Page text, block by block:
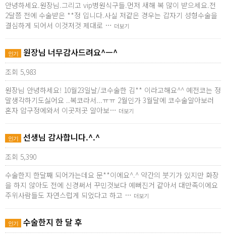
안녕하세요.원장님.그리고 vip병원식구들.먼저 새해 복 많이 받으세요.전
2달쯤 전에 수술받은 **정 입니다.사실 저같은 경우는 갑자기 성형수술을
결심하게 되어서 이것저것 제대로 … 더보기
인기 원장님 너무감사드려요^ㅡ^
조회 5,983
원장님 안녕하세요! 10월23일날/코수술한 김** 이라고해요^^ 예전코는 정
말생각하기도싫어요 ..복코라서...ㅠㅠ 2월인가 3월달에 코수술알아보러
혼자 압구정에와서 이곳저곳 알아보… 더보기
인기 선생님 감사합니다.^.^
조회 5,390
수술한지 한달째 되어가는데요 문**이에요^.^ 약간의 붓기가 있지만 화장
을 하지 않아도 전에 신경써서 꾸민것보다 예뻐진거 같아서 대만족이에요
주위사람들도 자연스럽게 되었다고 하고 … 더보기
인기 수술한지 한 달 후